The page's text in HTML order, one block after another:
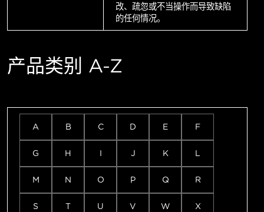
改、疏忽或不当操作而导致缺陷
的任何情况。
产品类别 A-Z
A B C D E F
G H I J K L
M N O P Q R
S T U V W X